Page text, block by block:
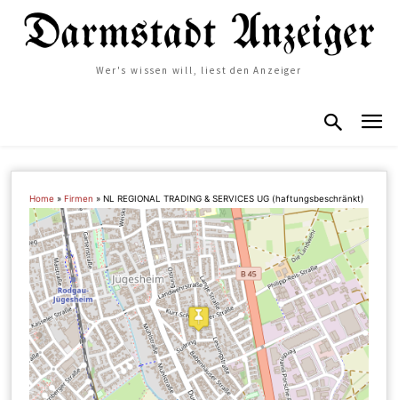
Wer's wissen will, liest den Anzeiger
Home »Firmen »NL REGIONAL TRADING & SERVICES UG (haftungsbeschränkt)